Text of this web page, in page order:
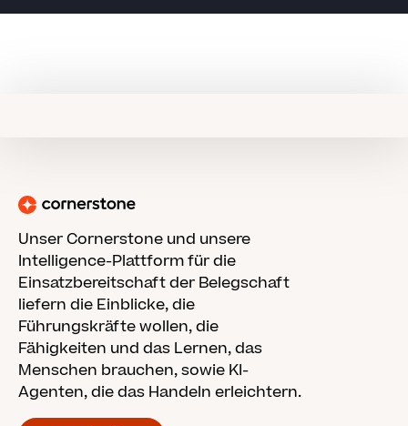
Unser Cornerstone und unsere
Intelligence-Plattform für die
Einsatzbereitschaft der Belegschaft
liefern die Einblicke, die
Führungskräfte wollen, die
Fähigkeiten und das Lernen, das
Menschen brauchen, sowie KI-
Agenten, die das Handeln erleichtern.